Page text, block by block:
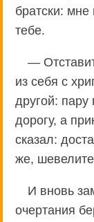
братски:
тебе.
—
из себя с
другой: пару
дорогу, а
сказал:
же,
И вновь
очертания